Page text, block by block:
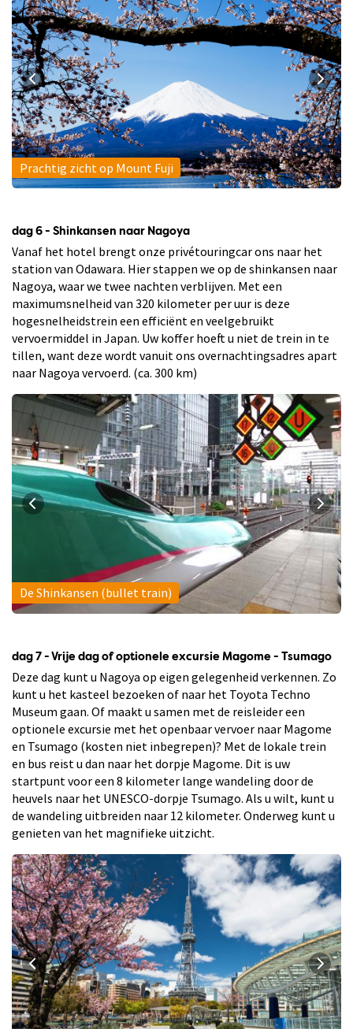
Prachtig zicht op Mount Fuji
dag 6 - Shinkansen naar Nagoya
Vanaf het hotel brengt onze privétouringcar ons naar het
station van Odawara. Hier stappen we op de shinkansen naar
Nagoya, waar we twee nachten verblijven. Met een
maximumsnelheid van 320 kilometer per uur is deze
hogesnelheidstrein een efficiënt en veelgebruikt
vervoermiddel in Japan. Uw koffer hoeft u niet de trein in te
tillen, want deze wordt vanuit ons overnachtingsadres apart
naar Nagoya vervoerd. (ca. 300 km)
De Shinkansen (bullet train)
dag 7 - Vrije dag of optionele excursie Magome - Tsumago
Deze dag kunt u Nagoya op eigen gelegenheid verkennen. Zo
kunt u het kasteel bezoeken of naar het Toyota Techno
Museum gaan. Of maakt u samen met de reisleider een
optionele excursie met het openbaar vervoer naar Magome
en Tsumago (kosten niet inbegrepen)? Met de lokale trein
en bus reist u dan naar het dorpje Magome. Dit is uw
startpunt voor een 8 kilometer lange wandeling door de
heuvels naar het UNESCO-dorpje Tsumago. Als u wilt, kunt u
de wandeling uitbreiden naar 12 kilometer. Onderweg kunt u
genieten van het magnifieke uitzicht.